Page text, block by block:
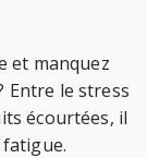
et manquez
Entre le stress
écourtées, il